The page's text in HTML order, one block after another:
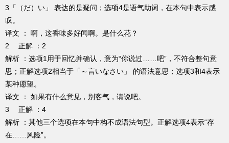
3「（だ）い」 表达的是疑问；选项4是语气助词，在本句中表示感
叹。
译文 ： 啊，这香味多好闻啊。是什么花？
2 正解 ：2
解析 ：选项1用于回忆并确认，意为“你说过……吧”，不符合整句意
思；正解选项2相当于「～言いなさい」 的语法意思；选项3和4表示
某种愿望。
译文 ： 如果有什么意见，别客气，请说吧。
3 正解 ：4
解析 ：其他三个选项在本句中构不成语法句型。正解选项4表示“存
在……风险”。